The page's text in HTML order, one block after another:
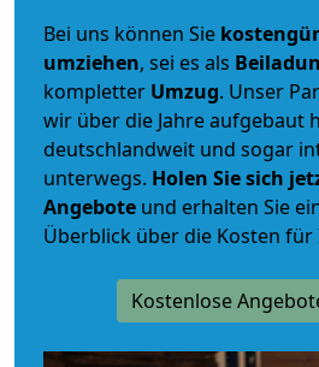
Bei uns können Sie
umziehen, sei es als
kompletter Umzug. Unser
wir über die Jahre aufgebaut
deutschlandweit und sogar
unterwegs. Holen Sie sich
Angebote und erhalten Sie
Überblick über die Kosten
Kostenlose